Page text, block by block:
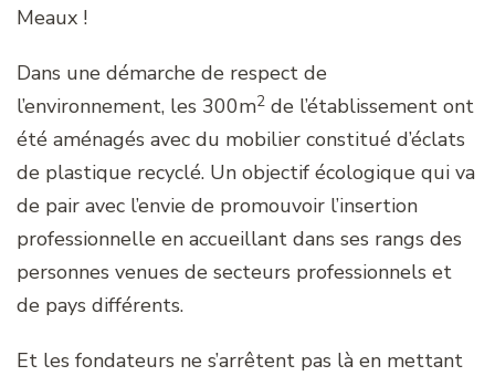
Meaux !
Dans une démarche de respect de
l’environnement, les 300m2 de l’établissement ont
été aménagés avec du mobilier constitué d’éclats
de plastique recyclé. Un objectif écologique qui va
de pair avec l’envie de promouvoir l’insertion
professionnelle en accueillant dans ses rangs des
personnes venues de secteurs professionnels et
de pays différents.
Et les fondateurs ne s’arrêtent pas là en mettant